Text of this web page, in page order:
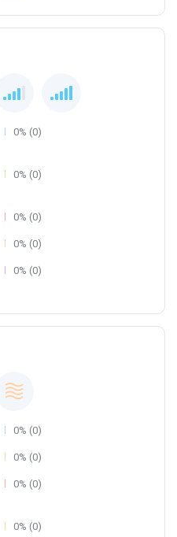
0% (0)
0% (0)
0% (0)
0% (0)
0% (0)
0% (0)
0% (0)
0% (0)
0% (0)